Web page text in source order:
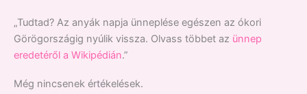
„Tudtad? Az anyák napja ünneplése egészen az ókori
Görögországig nyúlik vissza. Olvass többet az ünnep
eredetéről a Wikipédián.”
Még nincsenek értékelések.